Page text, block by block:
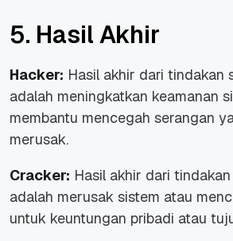
5. Hasil Akhir
Hacker: Hasil akhir dari tindakan
adalah meningkatkan keamanan
membantu mencegah serangan
merusak.
Cracker: Hasil akhir dari
adalah merusak sistem atau
untuk keuntungan pribadi atau